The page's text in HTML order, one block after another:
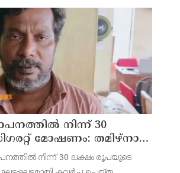
മരിച്ചത്.
നിന്ന് 30
മോഷണം: തമിഴ്‌നാട്
നിന്ന് 30 ലക്ഷം രൂപയുടെ